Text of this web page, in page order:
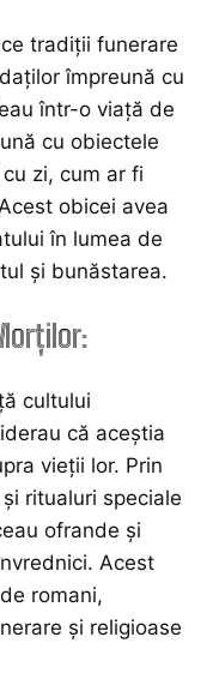
tradiții funerare
împreună cu
într-o viață de
cu obiectele
zi, cum ar fi
obicei avea
în lumea de
și bunăstarea.
cultului
că aceștia
vieții lor. Prin
ritualuri speciale
ofrande și
Acest
romani,
și religioase